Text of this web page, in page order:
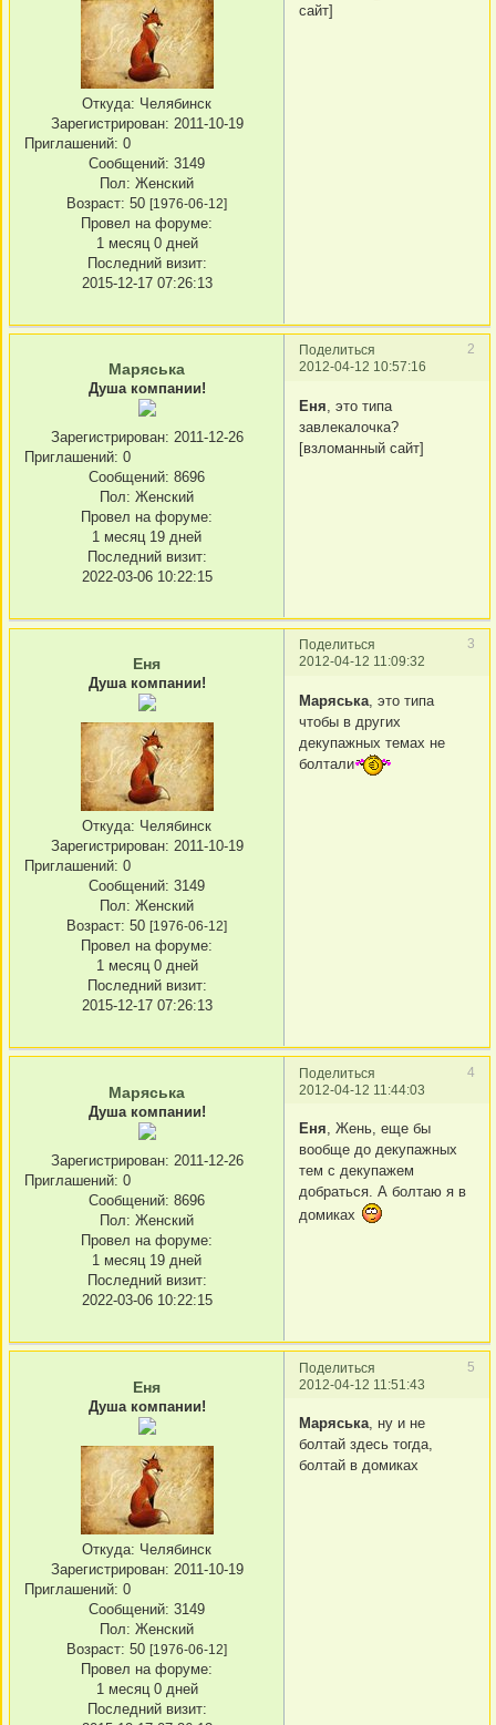
Откуда: Челябинск
Зарегистрирован: 2011-10-19
Приглашений: 0
Сообщений: 3149
Пол: Женский
Возраст: 50 [1976-06-12]
Провел на форуме:
1 месяц 0 дней
Последний визит:
2015-12-17 07:26:13
сайт]
Поделиться
2
2012-04-12 10:57:16
Маряська
Душа компании!
Зарегистрирован: 2011-12-26
Приглашений: 0
Сообщений: 8696
Пол: Женский
Провел на форуме:
1 месяц 19 дней
Последний визит:
2022-03-06 10:22:15
Еня , это типа
завлекалочка?
[взломанный сайт]
Поделиться
3
2012-04-12 11:09:32
Еня
Душа компании!
Откуда: Челябинск
Зарегистрирован: 2011-10-19
Приглашений: 0
Сообщений: 3149
Пол: Женский
Возраст: 50 [1976-06-12]
Провел на форуме:
1 месяц 0 дней
Последний визит:
2015-12-17 07:26:13
Маряська , это типа
чтобы в других
декупажных темах не
болтали
Поделиться
4
2012-04-12 11:44:03
Маряська
Душа компании!
Зарегистрирован: 2011-12-26
Приглашений: 0
Сообщений: 8696
Пол: Женский
Провел на форуме:
1 месяц 19 дней
Последний визит:
2022-03-06 10:22:15
Еня, Жень, еще бы
вообще до декупажных
тем с декупажем
добраться. А болтаю я в
домиках
Поделиться
5
2012-04-12 11:51:43
Еня
Душа компании!
Откуда: Челябинск
Зарегистрирован: 2011-10-19
Приглашений: 0
Сообщений: 3149
Пол: Женский
Возраст: 50 [1976-06-12]
Провел на форуме:
1 месяц 0 дней
Последний визит:
Маряська, ну и не
болтай здесь тогда,
болтай в домиках